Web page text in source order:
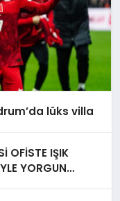
lüks villa
OFİSTE IŞIK
YORGUN